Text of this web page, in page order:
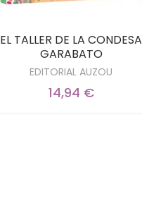
EL TALLER DE LA CONDESA
GARABATO
EDITORIAL AUZOU
14,94 €